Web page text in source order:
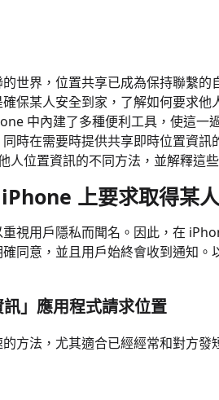
世界，位置共享已成為保持聯繫的
保某人安全到家，了解如何要求
中內建了多種便利工具，使這一
時在需要時提供共享即時位置資訊
人位置資訊的不同方法，並解釋這
上要求取得某
視用戶隱私而聞名。因此，在
同意，並且用戶始終會收到通知
」應用程式請求位置
方法，尤其適合已經經常和對方發